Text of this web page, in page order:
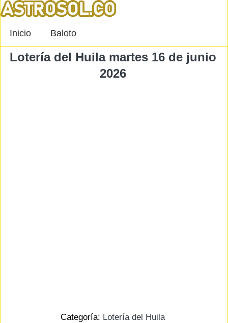
Inicio Baloto
Lotería del Huila martes 16 de junio
2026
Categoría: Lotería del Huila